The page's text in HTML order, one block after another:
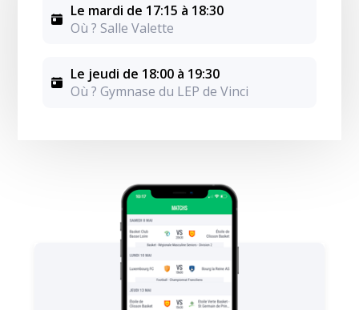
Le mardi de 17:15 à 18:30
Où ? Salle Valette
Le jeudi de 18:00 à 19:30
Où ? Gymnase du LEP de Vinci